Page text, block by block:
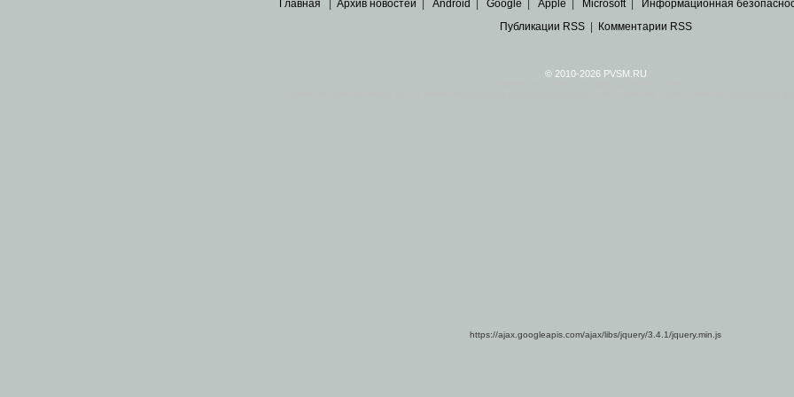
Главная Архив новостей Android Google Apple Microsoft| Информационная
Публикации RSS| Комментарии RSS
© 2010-2026 PVSM.RU
https://ajax.googleapis.com/ajax/libs/jquery/3.4.1/jquery.min.js